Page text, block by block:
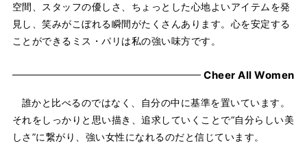
空間、スタッフの優しさ、ちょっとした心地よいアイテムを発
見し、笑みがこぼれる瞬間がたくさんあります。心を安定する
ことができるミス・パリは私の強い味方です。
Cheer All Women
誰かと比べるのではなく、自分の中に基準を置いています。
それをしっかりと思い描き、追求していくことで“自分らしい美
しさ”に繋がり、強い女性になれるのだと信じています。